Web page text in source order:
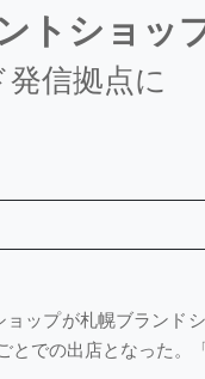
トショッ
信拠点に
ップが札幌ブランド
での出店となった